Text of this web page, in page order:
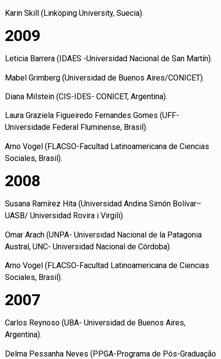
Karin Skill (Linköping University, Suecia).
2009
Leticia Barrera (IDAES -Universidad Nacional de San Martín).
Mabel Grimberg (Universidad de Buenos Aires/CONICET).
Diana Milstein (CIS-IDES- CONICET, Argentina).
Laura Graziela Figueiredo Fernandes Gomes (UFF-
Universidade Federal Fluminense, Brasil).
Arno Vogel (FLACSO-Facultad Latinoamericana de Ciencias
Sociales, Brasil).
2008
Susana Ramírez Hita (Universidad Andina Simón Bolívar–
UASB/ Universidad Rovira i Virgili).
Omar Arach (UNPA- Universidad Nacional de la Patagonia
Austral, UNC- Universidad Nacional de Córdoba).
Arno Vogel (FLACSO-Facultad Latinoamericana de Ciencias
Sociales, Brasil).
2007
Carlos Reynoso (UBA- Universidad de Buenos Aires,
Argentina).
Delma Pessanha Neves (PPGA-Programa de Pós-Graduação